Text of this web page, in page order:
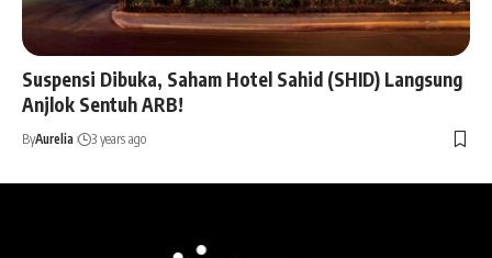
Suspensi Dibuka, Saham Hotel Sahid (SHID) Langsung
Anjlok Sentuh ARB!
ByAurelia 3 years ago